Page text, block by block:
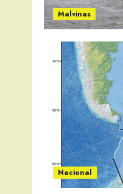
Malvinas
Nacional